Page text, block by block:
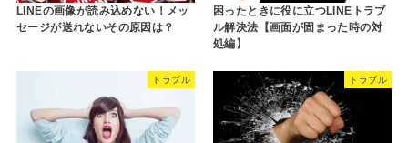
LINEの画像が読み込めない！メッ
セージが送れないその原因は？
困ったときに役に立つLINEトラブ
ル解決法【画面が固まった時の対
処編】
トラブル トラブル